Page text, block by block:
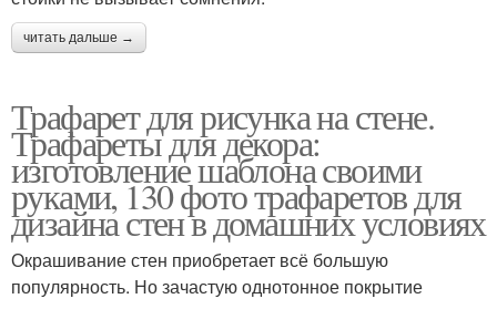
читать дальше →
Трафарет для рисунка на стене.
Трафареты для декора:
изготовление шаблона своими
руками, 130 фото трафаретов для
дизайна стен в домашних условиях
Окрашивание стен приобретает всё большую
популярность. Но зачастую однотонное покрытие